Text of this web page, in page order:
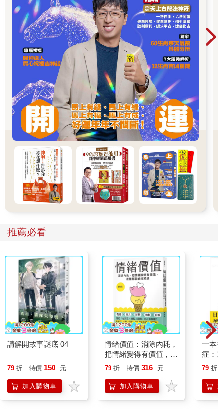
推薦必看
請解開故事謎底 04
79 折 特價 150 元
加入購物車
情緒價值：消除內耗，
把情緒變得有價值，跟
誰都能自在相處
79 折 特價 316 元
加入購物車
一
症
開
的
79 折